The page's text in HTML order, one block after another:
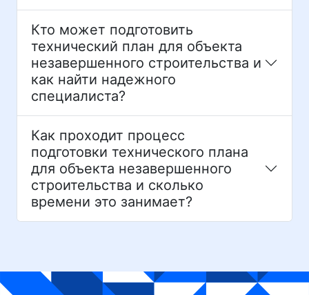
Кто может подготовить
технический план для объекта
незавершенного строительства и
как найти надежного
специалиста?
Как проходит процесс
подготовки технического плана
для объекта незавершенного
строительства и сколько
времени это занимает?